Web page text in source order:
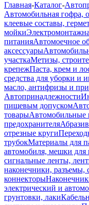
Главная-Каталог-
Автомобильная гофра,
клеевые составы,
мойки
питанияАвтомоечное
аксессуары
участкаМетизы,
крепежПаста, крем и
средства для уборки и
масло, антифризы и
Автопринадлежности
пищевым допуском
товарыАвтомобильные
предохранителя
отрезные круги
трубокМатериалы для
автомобиля, мешки для
сигнальные ленты,
наконечники, разъемы,
коннекторы
электрический и
грунтовки, лаки